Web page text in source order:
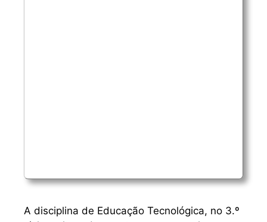
A disciplina de Educação Tecnológica, no 3.º